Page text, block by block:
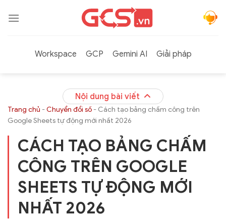
qua
Workspace
GCP Gemini AI Giải pháp
Nội dung bài viết
Trang chủ -Chuyển đổi số - Cách tạo bảng chấm công trên
Google Sheets tự động mới nhất 2026
CÁCH TẠO BẢNG CHẤM
CÔNG TRÊN GOOGLE
SHEETS TỰ ĐỘNG MỚI
NHẤT 2026